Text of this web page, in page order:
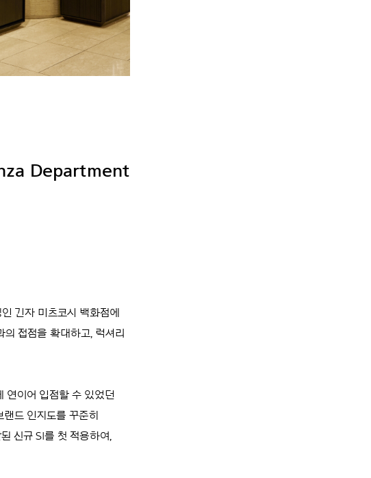
Department
긴자 미츠코시 백화점에
접점을 확대하고, 럭셔리
연이어 입점할 수 있었던
드 인지도를 꾸준히
신규 SI를 첫 적용하여,